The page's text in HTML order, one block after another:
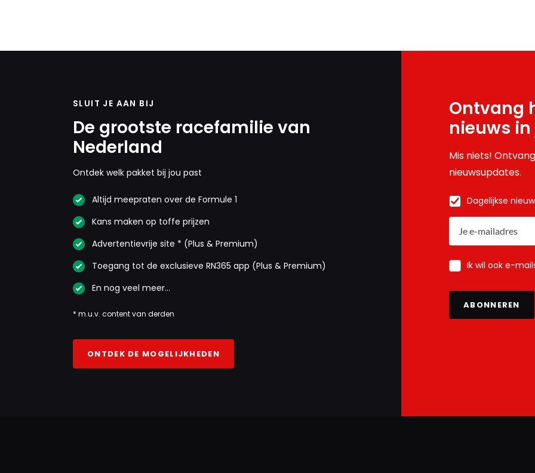
SLUIT JE AAN BIJ
De grootste racefamilie van
Nederland
Ontdek welk pakket bij jou past
Altijd meepraten over de Formule 1
Kans maken op toffe prijzen
Advertentievrije site * (Plus & Premium)
Toegang tot de exclusieve RN365 app (Plus & Premium)
En nog veel meer…
* m.u.v. content van derden
ONTDEK DE MOGELIJKHEDEN
Ontvang
nieuws
Mis niets!
nieuwsupdates.
Dagelijkse
Ik wil ook e-
ABONNEREN